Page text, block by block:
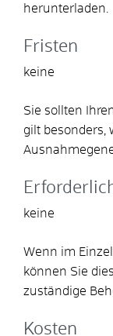
herunterladen.
Fristen
keine
Sie sollten
gilt besonders,
keine
Wenn im
können Sie
zuständige
Kosten